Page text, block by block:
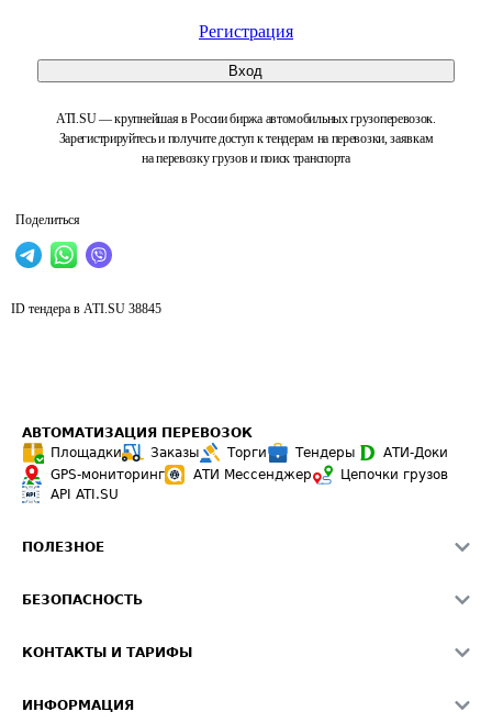
Регистрация
Вход
ATI.SU — крупнейшая в России биржа автомобильных грузоперевозок.
Зарегистрируйтесь и получите доступ к тендерам на перевозки, заявкам
на перевозку грузов и поиск транспорта
Поделиться
ID тендера в ATI.SU 38845
АВТОМАТИЗАЦИЯ ПЕРЕВОЗОК
Площадки
Заказы Торги Тендеры
АТИ-Доки
GPS-мониторинг
АТИ Мессенджер
Цепочки грузов
API ATI.SU
ПОЛЕЗНОЕ
Звезды ATI.SU на вашем сайте
Средние ставки
БЕЗОПАСНОСТЬ
Светофор+
КОНТАКТЫ И ТАРИФЫ
ИНФОРМАЦИЯ